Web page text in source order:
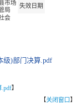
市场
局
失效日期
会
级)部门决算.pdf
.pdf】
【关闭窗口】